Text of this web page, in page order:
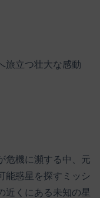
旅立つ壮大な感動
危機に瀕する中、元
能惑星を探すミッシ
近くにある未知の星